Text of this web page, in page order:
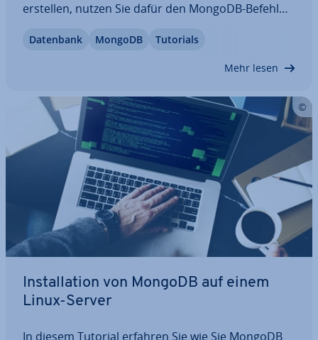
erstellen, nutzen Sie dafür den MongoDB-Befehl
Beispiels, wie Sie die Methode nutzen, wofür sie ei­
Datenbank MongoDB Tutorials
Mehr lesen
In­stal­la­ti­on von MongoDB auf einem
Linux-Server
In diesem Tutorial erfahren Sie wie Sie MongoDB